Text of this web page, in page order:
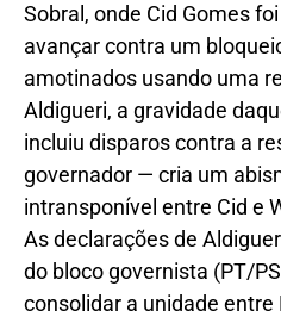
Sobral, onde Cid Gomes
avançar contra um
amotinados usando uma
Aldigueri, a gravidade
incluiu disparos contra a
governador — cria um
intransponível entre Cid e
As declarações de
do bloco governista (PT/
consolidar a unidade entre